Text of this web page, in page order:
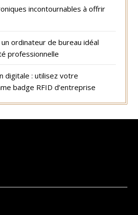
incontournables à offrir
ordinateur de bureau idéal
professionnelle
digitale : utilisez votre
badge RFID d’entreprise